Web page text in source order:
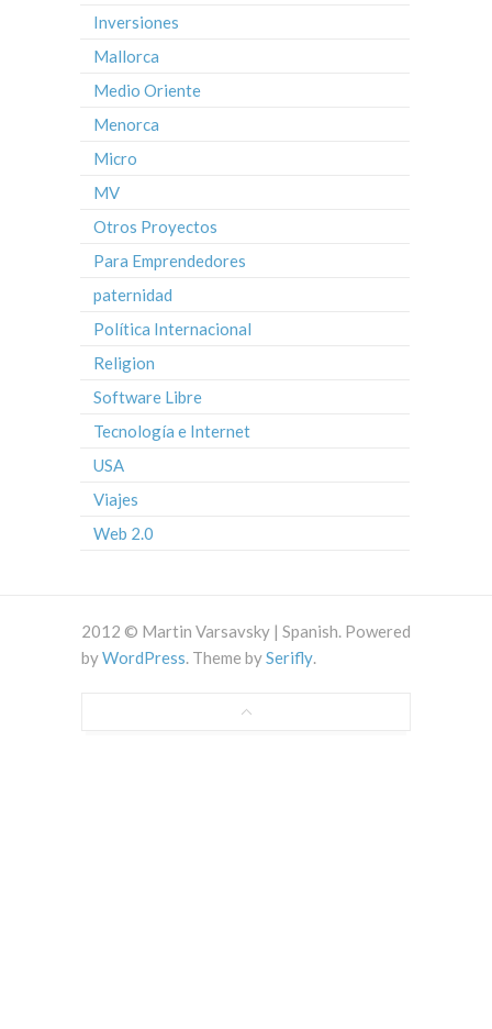
Inversiones
Mallorca
Medio Oriente
Menorca
Micro
MV
Otros Proyectos
Para Emprendedores
paternidad
Política Internacional
Religion
Software Libre
Tecnología e Internet
USA
Viajes
Web 2.0
2012 © Martin Varsavsky | Spanish. Powered
byWordPress. Theme bySerifly.